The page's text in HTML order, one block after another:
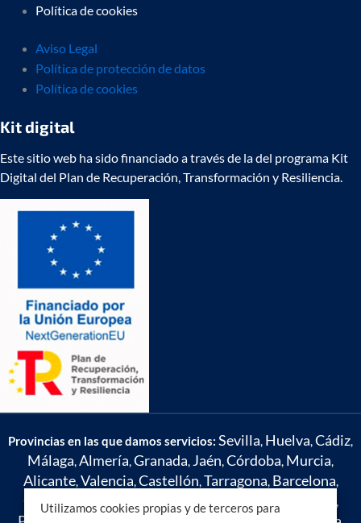
Política de cookies
Aviso Legal
Política de protección de datos
Política de cookies
Kit digital
Este sitio web ha sido financiado a través de la del programa Kit
Digital del Plan de Recuperación, Transformación y Resiliencia.
Provincias en las que damos servicios: Sevilla, Huelva,Cádiz,
Málaga,Almería,Granada, Jaén,Córdoba, Murcia,
Alicante,Valencia,Castellón,Tarragona, Barcelona,
Girona Navarra , La Rioja A Coruña ,
Utilizamos cookies propias y de terceros para